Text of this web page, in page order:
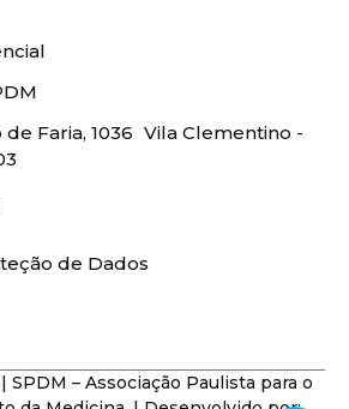
de Faria, 1036 Vila Clementino -
de Dados
– Associação Paulista para o